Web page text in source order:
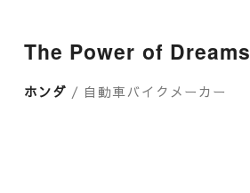
The Power of Dreams
ホンダ / 自動車バイクメーカー